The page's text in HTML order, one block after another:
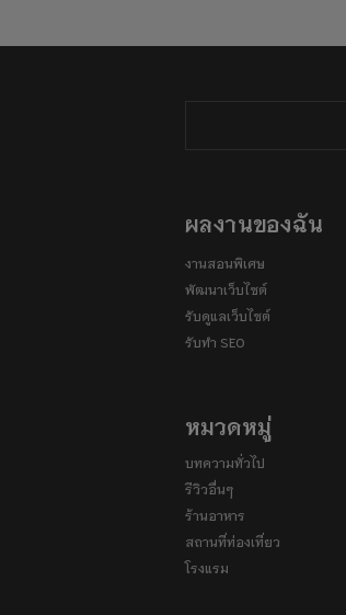
ผลงานของฉัน
งานสอนพิเศษ
พัฒนาเว็บไซต์
รับดูแลเว็บไซต์
รับทำ SEO
หมวดหมู่
บทความทั่วไป
รีวิวอื่นๆ
ร้านอาหาร
สถานที่ท่องเที่ยว
โรงแรม